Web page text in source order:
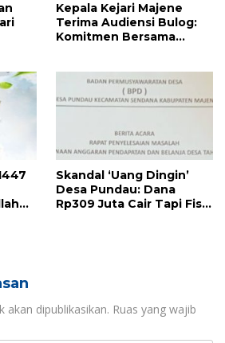
Kepala Kejari Majene
Terima Audiensi Bulog:
Komitmen Bersama
Skandal ‘Uang Dingin’
Desa Pundau: Dana
Rp309 Juta Cair Tapi Fisik
akan dipublikasikan. Ruas yang wajib